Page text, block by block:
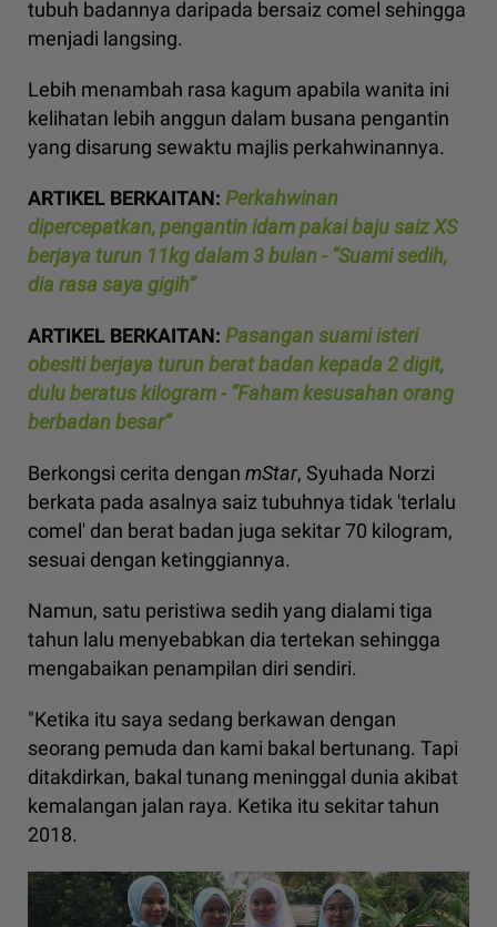
tubuh badannya daripada bersaiz comel sehingga
menjadi langsing.
Lebih menambah rasa kagum apabila wanita ini
kelihatan lebih anggun dalam busana pengantin
yang disarung sewaktu majlis perkahwinannya.
ARTIKEL BERKAITAN: Perkahwinan
dipercepatkan, pengantin idam pakai baju saiz XS
berjaya turun 11kg dalam 3 bulan - “Suami sedih,
dia rasa saya gigih”
ARTIKEL BERKAITAN: Pasangan suami isteri
obesiti berjaya turun berat badan kepada 2 digit,
dulu beratus kilogram - “Faham kesusahan orang
berbadan besar”
Berkongsi cerita dengan mStar, Syuhada Norzi
berkata pada asalnya saiz tubuhnya tidak 'terlalu
comel' dan berat badan juga sekitar 70 kilogram,
sesuai dengan ketinggiannya.
Namun, satu peristiwa sedih yang dialami tiga
tahun lalu menyebabkan dia tertekan sehingga
mengabaikan penampilan diri sendiri.
"Ketika itu saya sedang berkawan dengan
seorang pemuda dan kami bakal bertunang. Tapi
ditakdirkan, bakal tunang meninggal dunia akibat
kemalangan jalan raya. Ketika itu sekitar tahun
2018.